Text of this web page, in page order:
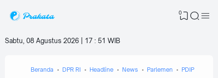
0
Sabtu, 08 Agustus 2026 | 17 : 51 WIB
Beranda DPR RI Headline News Parlemen PDIP